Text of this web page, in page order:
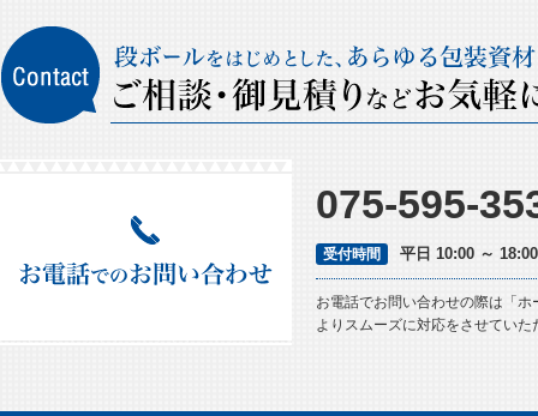
075-595-
受付時間 平日 10:00 ～
お電話でお問い合わせの際は「
よりスムーズに対応をさせてい